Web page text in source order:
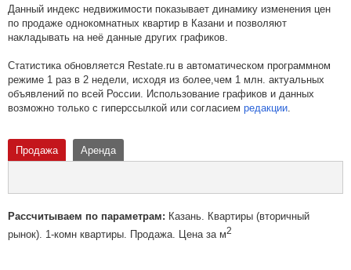
Данный индекс недвижимости показывает динамику изменения цен
по продаже однокомнатных квартир в Казани и позволяют
накладывать на неё данные других графиков.
Статистика обновляется Restate.ru в автоматическом программном
режиме 1 раз в 2 недели, исходя из более,чем 1 млн. актуальных
объявлений по всей России. Использование графиков и данных
возможно только с гиперссылкой или согласием редакции.
Продажа Аренда
Рассчитываем по параметрам: Казань. Квартиры (вторичный
рынок). 1-комн квартиры. Продажа. Цена за м2